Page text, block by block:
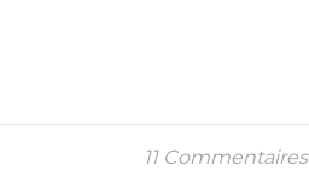
11 Commentaires